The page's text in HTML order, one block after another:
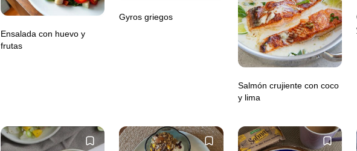
Ensalada con huevo y
frutas
Gyros griegos
Salmón crujiente con coco
y lima